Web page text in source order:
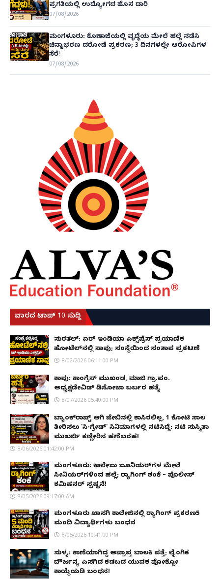
ಪ್ರಗತಿಯಲ್ಲಿ ಉದ್ಯೋಗದ ಹೊಸ ದಾರಿ
07/08/2026
ಮಂಗಳೂರು: ಕೊಣಾಜೆಯಲ್ಲಿ ವೃದ್ಧೆಯ ಮೇಲೆ ಹಲ್ಲೆ ನಡೆಸಿ
ಚಿನ್ನಾಭರಣ ದರೋಡೆ ಪ್ರಕರಣ; 3 ದಿನಗಳಲ್ಲೇ ಆರೋಪಿಗಳ
ಸೆರೆ!
07/08/2026
ವಾರದ ಟಾಪ್ 10 ಸುದ್ದಿ
ಸುರತ್ಕಲ್: ಏರ್ ಇಂಡಿಯಾ ಎಕ್ಸ್‌ಪ್ರೆಸ್ ಪ್ರಯಾಣಿಕ
ಹೋಟೆಲ್‌ನಲ್ಲಿ ಸಾವು; ಸಂಸ್ಥೆಯಿಂದ ಸಂತಾಪ ಪ್ರಕಟಣೆ
8/02/2026 06:11:00 PM
ಕಾಪು: ಕಾಂಗ್ರೆಸ್ ಮುಖಂಡ, ಮಾಜಿ ಗ್ರಾ.ಪಂ.
ಅಧ್ಯಕ್ಷಡೇವಿಡ್ ಡಿಸೋಜಾ ಬರ್ಬರ ಹತ್ಯೆ
8/07/2026 05:40:00 PM
ಬ್ಯಾಂಕ್‌ರಾಪ್ಟ್‌ ಆಗಿ ಜೇಬಿನಲ್ಲಿ ಕಾಸಿರಲಿಲ್ಲ, ₹1 ಕೋಟಿ ಸಾಲ
ತೀರಿಸಲು 'ಸಿ-ಗ್ರೇಡ್' ಸಿನಿಮಾಗಳಲ್ಲಿ ನಟಿಸಿದ್ದೆ: ನಟಿ ಸುಸ್ಮಿತಾ
ಮುಖರ್ಜಿ ಕಣ್ಣೀರಿನ ಹಣೆಬರಹ!
8/06/2026 01:42:00 PM
ಮಂಗಳೂರು: ಕಾಲೇಜು ಜೂನಿಯರ್‌ಗಳ ಮೇಲೆ
ಸೀನಿಯರ್‌ಗಳಿಂದ ಹಲ್ಲೆ; ರ‌್ಯಾಗಿಂಗ್ ಶಂಕೆ – ಪೊಲೀಸ್
ಕಮಿಷನರ್ ಸ್ಪಷ್ಟನೆ!
8/05/2026 09:17:00 AM
ಮಂಗಳೂರು ಖಾಸಗಿ ಕಾಲೇಜಿನಲ್ಲಿ ರ‌್ಯಾಗಿಂಗ್ ಪ್ರಕರಣ5
ಮಂದಿ ವಿದ್ಯಾರ್ಥಿಗಳು ಬಂಧನ
8/05/2026 10:41:00 PM
ಸುಳ್ಯ: ಕಾಣೆಯಾಗಿದ್ದ ಅಪ್ರಾಪ್ತ ಬಾಲಕಿ ಪತ್ತೆ; ಲೈಂಗಿಕ
ದೌರ್ಜನ್ಯ ಎಸಗಿದ ಕಡಬದ ಯುವಕ ಪೋಕ್ಸೋ
ಕಾಯ್ದೆಯಡಿ ಬಂಧನ!